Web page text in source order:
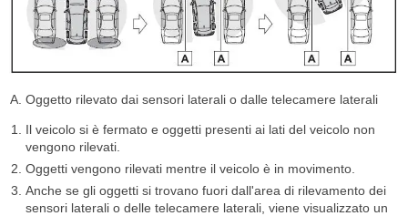
Oggetto rilevato dai sensori laterali o dalle telecamere laterali
Il veicolo si è fermato e oggetti presenti ai lati del veicolo non
vengono rilevati.
Oggetti vengono rilevati mentre il veicolo è in movimento.
Anche se gli oggetti si trovano fuori dall'area di rilevamento dei
sensori laterali o delle telecamere laterali, viene visualizzato un